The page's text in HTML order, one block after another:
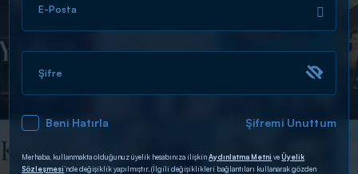
DİĞER SONUÇLAR
E-Posta
Şifre
Beni Hatırla Şifremi Unuttum
Merhaba, kullanmakta olduğunuz üyelik hesabınıza ilişkinAydınlatma Metni veÜyelik
Sözleşmesi’nde değişiklik yapılmıştır. (İlgili değişiklikleri bağlantıları kullanarak gözden